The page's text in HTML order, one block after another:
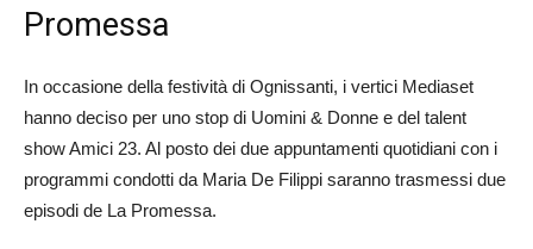
Promessa
In occasione della festività di Ognissanti, i vertici Mediaset
hanno deciso per uno stop di Uomini & Donne e del talent
show Amici 23. Al posto dei due appuntamenti quotidiani con i
programmi condotti da Maria De Filippi saranno trasmessi due
episodi de La Promessa.